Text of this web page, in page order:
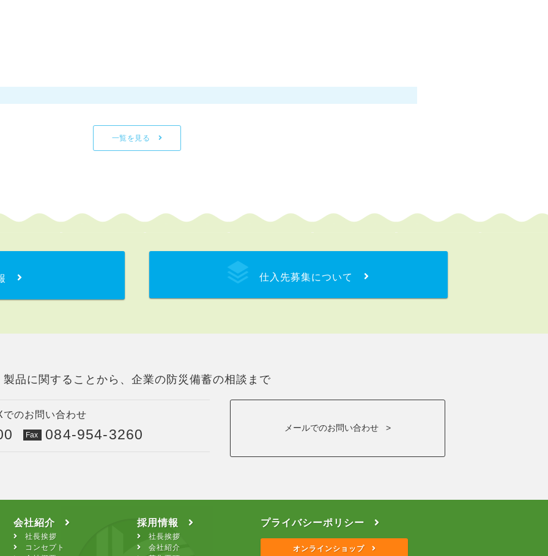
一覧を見る
仕入先募集について
製品に関することから、 企業の防災備蓄の相談まで
でのお問い合わせ
Fax 084-954-3260 メールでのお問い合わせ >
会社紹介
社長挨拶
コンセプト
採用情報
社長挨拶
会社紹介
プライバシーポリシー
オンラインショップ